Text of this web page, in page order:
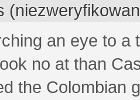
an eye to a
no at than
the Colombian